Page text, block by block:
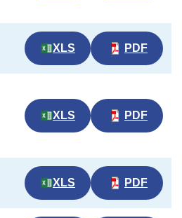
XLS PDF
XLS PDF
XLS PDF